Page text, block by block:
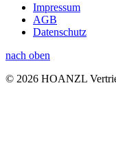
Impressum
AGB
Datenschutz
nach oben
© 2026 HOANZL